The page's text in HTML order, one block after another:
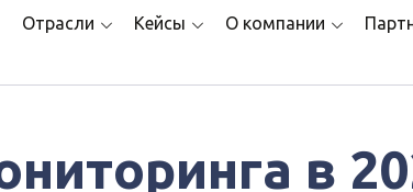
Отрасли Кейсы О компании
в